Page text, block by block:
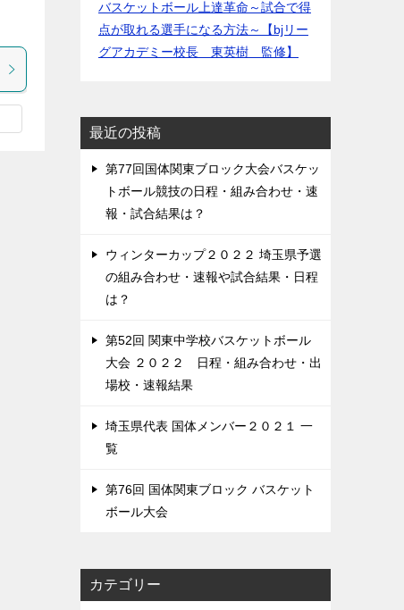
バスケットボール上達革命～試合で得
点が取れる選手になる方法～【bjリー
グアカデミー校長 東英樹 監修】
最近の投稿
第77回国体関東ブロック大会バスケッ
トボール競技の日程・組み合わせ・速
報・試合結果は？
ウィンターカップ２０２２ 埼玉県予選
の組み合わせ・速報や試合結果・日程
は？
第52回 関東中学校バスケットボール
大会 ２０２２ 日程・組み合わせ・出
場校・速報結果
埼玉県代表 国体メンバー２０２１ 一
覧
第76回 国体関東ブロック バスケット
ボール大会
カテゴリー